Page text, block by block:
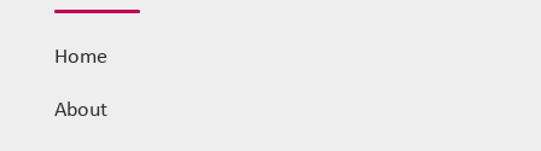
Home
About